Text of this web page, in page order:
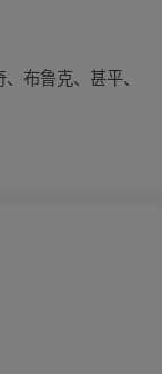
布鲁克、甚平、